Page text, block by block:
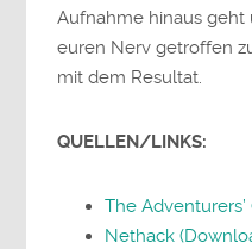
Aufnahme hinaus
euren Nerv getroffen
mit dem Resultat.
QUELLEN/LINKS:
The Adventurers’
Nethack